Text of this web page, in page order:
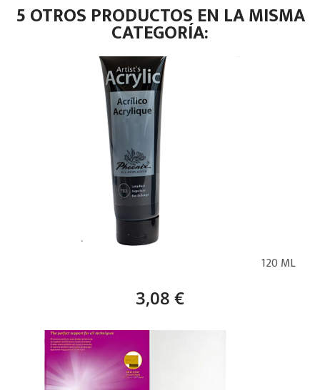
5 OTROS PRODUCTOS EN LA MISMA
CATEGORÍA:
PHOENIX ACRÍLICO TIERRA NEGRO BRUJA (793) – 120 ML
3,08 €